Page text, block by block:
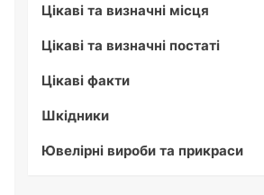
Цікаві та визначні місця
Цікаві та визначні постаті
Цікаві факти
Шкідники
Ювелірні вироби та прикраси